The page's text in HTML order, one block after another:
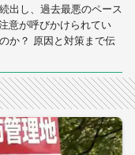
出し、過去最悪のペース
意が呼びかけられてい
か？ 原因と対策まで伝